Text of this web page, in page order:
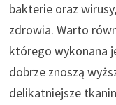
bakterie oraz
zdrowia. Warto
którego wykonana
dobrze znoszą
delikatniejsze